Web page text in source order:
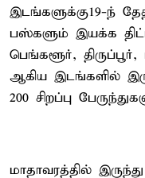
இடங்களுக்கு19-ந்
பஸ்களும் இயக்க
பெங்களூர்,
ஆகிய இடங்களில்
200 சிறப்பு
மாதாவரத்தில்